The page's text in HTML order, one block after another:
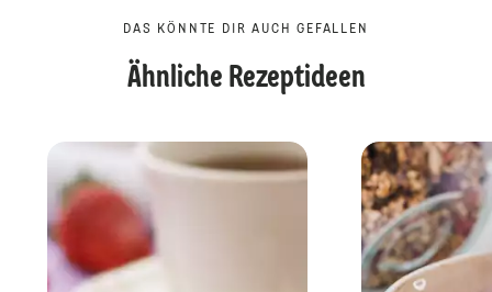
DAS KÖNNTE DIR AUCH GEFALLEN
Ähnliche Rezeptideen